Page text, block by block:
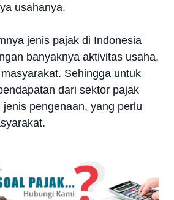
usahanya.
jenis pajak di Indonesia
banyaknya aktivitas usaha,
Sehingga untuk
dari sektor pajak
pengenaan, yang perlu